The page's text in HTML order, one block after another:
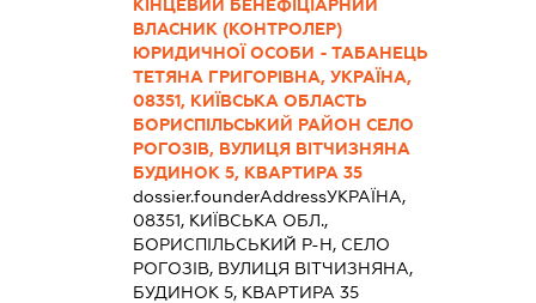
КІНЦЕВИЙ БЕНЕФІЦІАРНИЙ
ВЛАСНИК (КОНТРОЛЕР)
ЮРИДИЧНОЇ ОСОБИ - ТАБАНЕЦЬ
ТЕТЯНА ГРИГОРІВНА, УКРАЇНА,
08351, КИЇВСЬКА ОБЛАСТЬ
БОРИСПІЛЬСЬКИЙ РАЙОН СЕЛО
РОГОЗІВ, ВУЛИЦЯ ВІТЧИЗНЯНА
БУДИНОК 5, КВАРТИРА 35
dossier.founderAddressУКРАЇНА,
08351, КИЇВСЬКА ОБЛ.,
БОРИСПІЛЬСЬКИЙ Р-Н, СЕЛО
РОГОЗІВ, ВУЛИЦЯ ВІТЧИЗНЯНА,
БУДИНОК 5, КВАРТИРА 35